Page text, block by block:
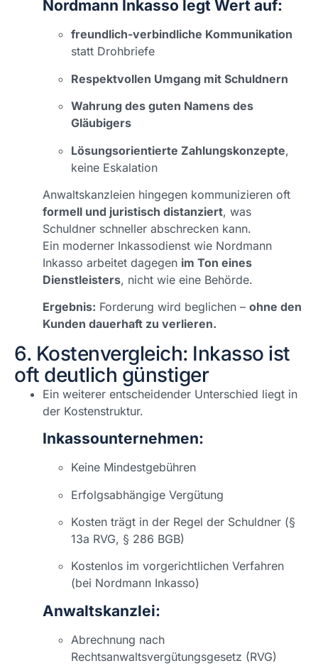
Nordmann Inkasso legt Wert auf:
freundlich-verbindliche Kommunikation
statt Drohbriefe
Respektvollen Umgang mit Schuldnern
Wahrung des guten Namens des
Gläubigers
Lösungsorientierte Zahlungskonzepte,
keine Eskalation
Anwaltskanzleien hingegen kommunizieren oft
formell und juristisch distanziert, was
Schuldner schneller abschrecken kann.
Ein moderner Inkassodienst wie Nordmann
Inkasso arbeitet dagegen im Ton eines
Dienstleisters, nicht wie eine Behörde.
Ergebnis: Forderung wird beglichen – ohne den
Kunden dauerhaft zu verlieren.
6. Kostenvergleich: Inkasso ist
oft deutlich günstiger
Ein weiterer entscheidender Unterschied liegt in
der Kostenstruktur.
Inkassounternehmen:
Keine Mindestgebühren
Erfolgsabhängige Vergütung
Kosten trägt in der Regel der Schuldner (§
13a RVG, § 286 BGB)
Kostenlos im vorgerichtlichen Verfahren
(bei Nordmann Inkasso)
Anwaltskanzlei:
Abrechnung nach
Rechtsanwaltsvergütungsgesetz (RVG)